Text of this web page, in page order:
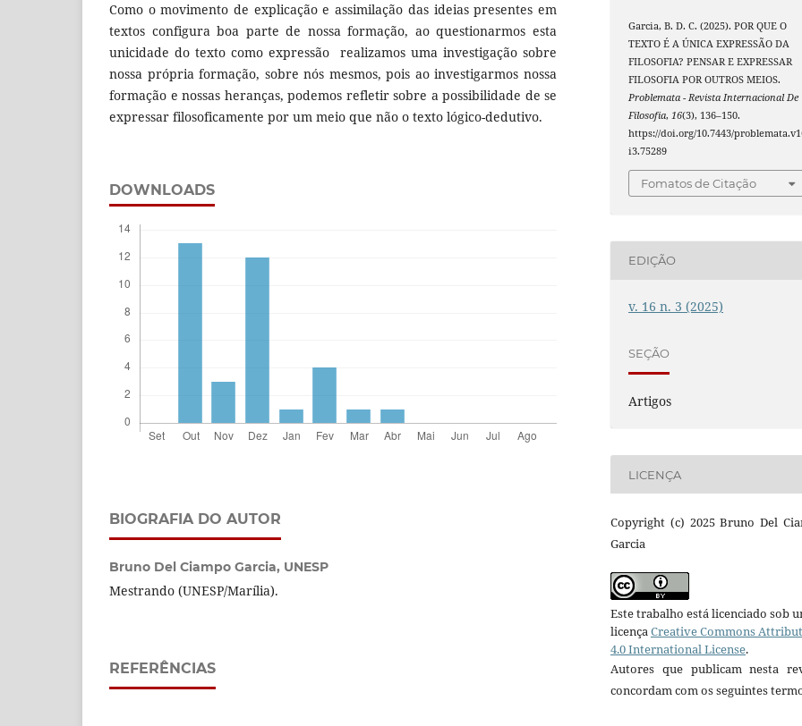
Como o movimento de explicação e assimilação das ideias presentes em
textos configura boa parte de nossa formação, ao questionarmos esta
unicidade do texto como expressão realizamos uma investigação sobre
nossa própria formação, sobre nós mesmos, pois ao investigarmos nossa
formação e nossas heranças, podemos refletir sobre a possibilidade de se
expressar filosoficamente por um meio que não o texto lógico-dedutivo.
DOWNLOADS
BIOGRAFIA DO AUTOR
Bruno Del Ciampo Garcia, UNESP
Mestrando (UNESP/Marília).
REFERÊNCIAS
Garcia, B. D. C. (2025). POR QUE O
TEXTO É A ÚNICA EXPRESSÃO DA
FILOSOFIA? PENSAR E EXPRESSAR
FILOSOFIA POR OUTROS MEIOS.
Problemata - Revista Internacional De
Filosofia,16(3), 136–150.
https://doi.org/10.7443/
i3.75289
Fomatos de Citação
EDIÇÃO
v. 16 n. 3 (2025)
SEÇÃO
Artigos
LICENÇA
Copyright (c) 2025 Bruno Del
Garcia
Este trabalho está licenciado sob
licençaCreative Commons
4.0 International License.
Autores que publicam nesta
concordam com os seguintes